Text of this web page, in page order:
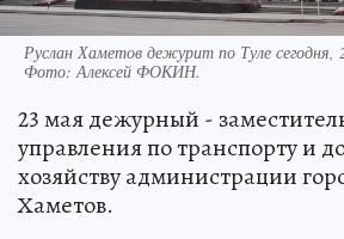
Руслан Хаметов дежурит по Туле сегодня,
Фото: Алексей ФОКИН.
23 мая дежурный -
управления по транспорту и
хозяйству администрации
Хаметов.